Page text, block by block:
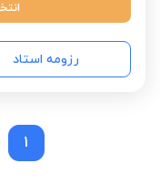
رزومه استاد
1